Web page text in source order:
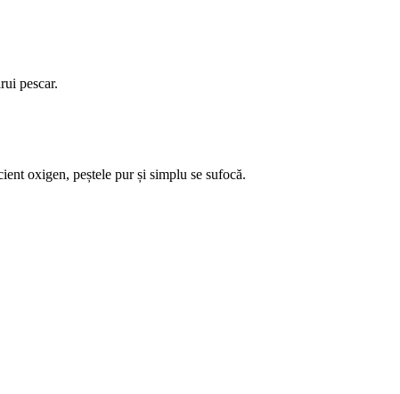
pescar.
oxigen, peștele pur și simplu se sufocă.